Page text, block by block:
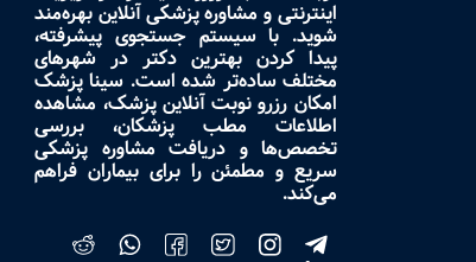
اینترنتی و مشاوره پزشکی آنلاین بهره‌مند
شوید. با سیستم جستجوی پیشرفته،
پیدا کردن بهترین دکتر در شهرهای
مختلف ساده‌تر شده است. سینا پزشک
امکان رزرو نوبت آنلاین پزشک، مشاهده
اطلاعات مطب پزشکان، بررسی
تخصص‌ها و دریافت مشاوره پزشکی
سریع و مطمئن را برای بیماران فراهم
می‌کند.